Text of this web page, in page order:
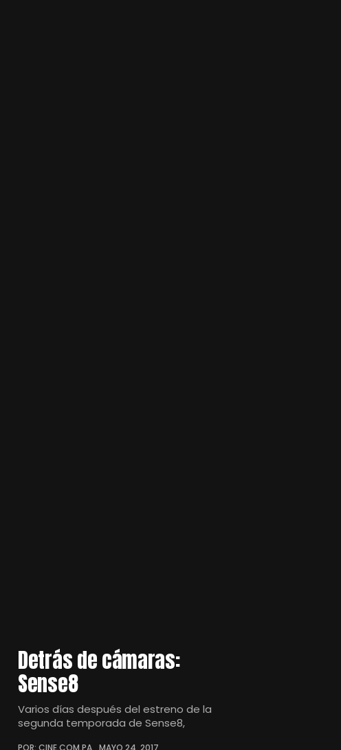
Detrás de cámaras:
Sense8
Varios días después del estreno de la
segunda temporada de Sense8,
POR: CINE.COM.PA MAYO 24, 2017